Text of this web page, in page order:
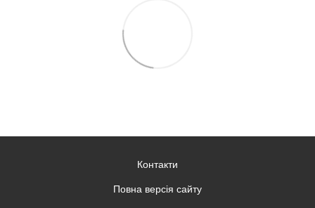
Контакти
Повна версія сайту